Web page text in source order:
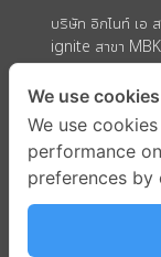
บริษัท อิกไนท์ เอ
ignite สาขา
ถนนพญาไท แขว
We use cookies
We use
performance
preferences by